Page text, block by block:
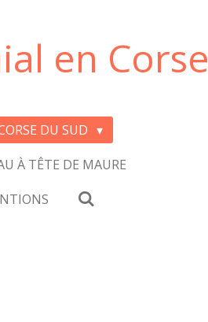
en Corse
DU SUD
À TÊTE DE MAURE